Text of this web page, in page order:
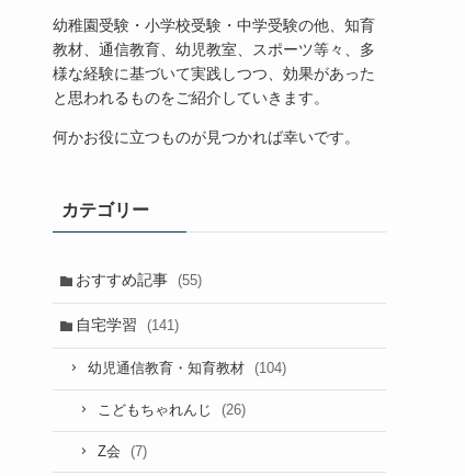
幼稚園受験・小学校受験・中学受験の他、知育
教材、通信教育、幼児教室、スポーツ等々、多
様な経験に基づいて実践しつつ、効果があった
と思われるものをご紹介していきます。
何かお役に立つものが見つかれば幸いです。
カテゴリー
おすすめ記事 (55)
自宅学習 (141)
幼児通信教育・知育教材 (104)
こどもちゃれんじ (26)
Z会 (7)